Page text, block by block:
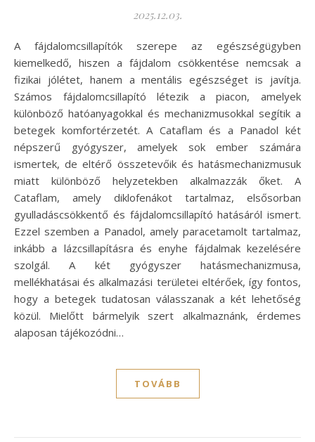
2025.12.03.
A fájdalomcsillapítók szerepe az egészségügyben
kiemelkedő, hiszen a fájdalom csökkentése nemcsak a
fizikai jólétet, hanem a mentális egészséget is javítja.
Számos fájdalomcsillapító létezik a piacon, amelyek
különböző hatóanyagokkal és mechanizmusokkal segítik a
betegek komfortérzetét. A Cataflam és a Panadol két
népszerű gyógyszer, amelyek sok ember számára
ismertek, de eltérő összetevőik és hatásmechanizmusuk
miatt különböző helyzetekben alkalmazzák őket. A
Cataflam, amely diklofenákot tartalmaz, elsősorban
gyulladáscsökkentő és fájdalomcsillapító hatásáról ismert.
Ezzel szemben a Panadol, amely paracetamolt tartalmaz,
inkább a lázcsillapításra és enyhe fájdalmak kezelésére
szolgál. A két gyógyszer hatásmechanizmusa,
mellékhatásai és alkalmazási területei eltérőek, így fontos,
hogy a betegek tudatosan válasszanak a két lehetőség
közül. Mielőtt bármelyik szert alkalmaznánk, érdemes
alaposan tájékozódni…
TOVÁBB